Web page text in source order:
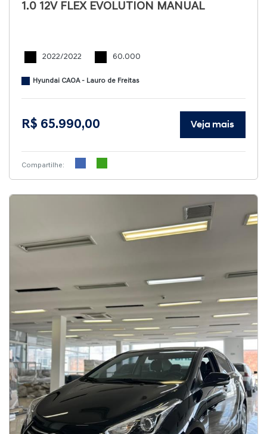
1.0 12V FLEX EVOLUTION MANUAL
2022/2022 60.000
Hyundai CAOA - Lauro de Freitas
R$ 65.990,00 Veja mais
Compartilhe: